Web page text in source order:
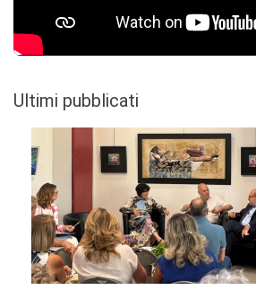
Ultimi pubblicati